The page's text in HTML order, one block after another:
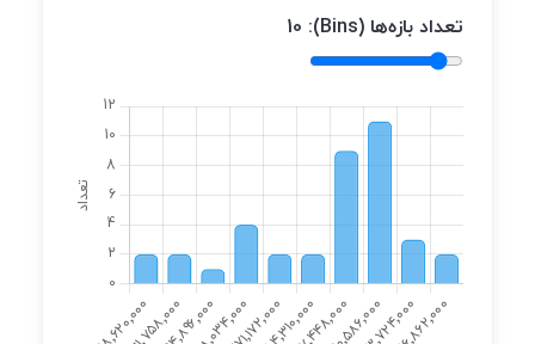
تعداد بازه‌ها (Bins):
10